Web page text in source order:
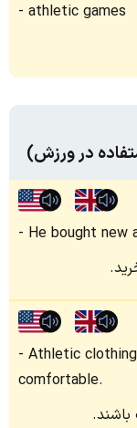
athletic games
در ورزش)
He bought new
Athletic
comfortable.